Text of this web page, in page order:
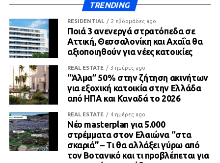
TRENDING
RESIDENTIAL 2 εβδομάδες ago
Ποιά 3 ανενεργά στρατόπεδα σε
Αττική, Θεσσαλονίκη και Αχαΐα θα
αξιοποιηθούν για νέες κατοικίες
REAL ESTATE 3 ημέρες ago
“Άλμα” 50% στην ζήτηση ακινήτων
για εξοχική κατοικία στην Ελλάδα
από ΗΠΑ και Καναδά το 2026
REAL ESTATE 4 ημέρες ago
Νέο masterplan για 5.000
στρέμματα στον Ελαιώνα “στα
σκαριά” – Τι θα αλλάξει γύρω από
τον Βοτανικό και τι προβλέπεται για